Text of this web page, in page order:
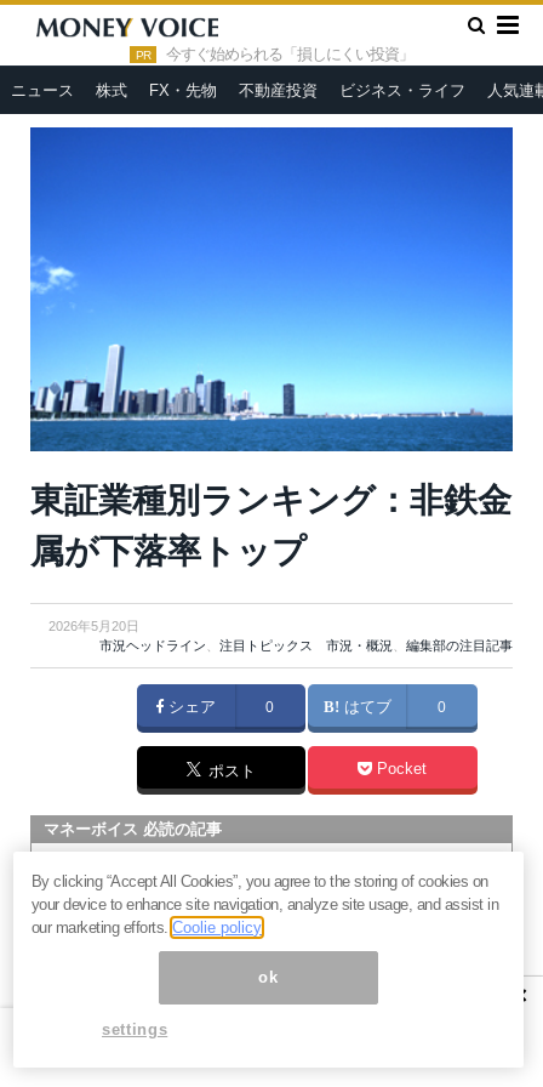
PR 今すぐ始められる「損しにくい投資」
ニュース 株式 FX・先物 不動産投資 ビジネス・ライフ 人気連
HOME » 市況ヘッドライン
東証業種別ランキング：非鉄金属
が下落率トップ
東証業種別ランキング：非鉄金
属が下落率トップ
2026年5月20日
市況ヘッドライン、 注目トピックス 市況・概況、 編集部の注目記事
シェア 0 はてブ 0
ポスト Pocket
マネーボイス 必読の記事
将来性とリスク
過去最高益「サンリオ」は買いか？決算で見えた“強い事
業”と“脆い統治”の同居
村田製作所なぜ株価3.8倍急騰？AIデータセンター需要の期待
社
×
By clicking “Accept All Cookies”, you agree to the storing of cookies on
your device to enhance site navigation, analyze site usage, and assist in
our marketing efforts.Coolie policy
ok
settings